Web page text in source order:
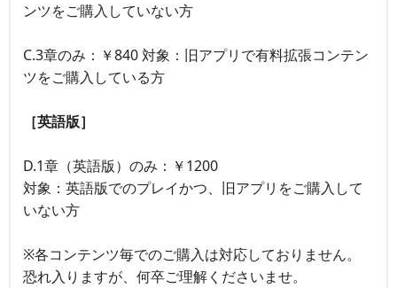
ンツをご購入していない方
C.3章のみ：￥840 対象：旧アプリで有料拡張コンテン
ツをご購入している方
［英語版］
D.1章（英語版）のみ：￥1200
対象：英語版でのプレイかつ、旧アプリをご購入して
いない方
※各コンテンツ毎でのご購入は対応しておりません。
恐れ入りますが、何卒ご理解くださいませ。